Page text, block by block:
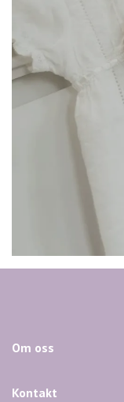
Om oss
Kontakt